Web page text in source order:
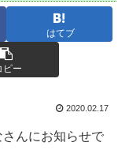
はてブ
ピー
2020.02.17
んにお知らせで